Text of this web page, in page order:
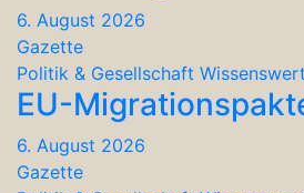
6. August 2026
Gazette
Politik & Gesellschaft
EU-
6. August 2026
Gazette